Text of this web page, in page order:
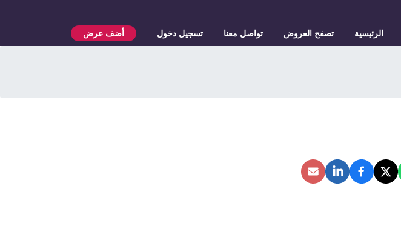
الرئيسية تصفح العروض تواصل معنا تسجيل دخول أضف عرض